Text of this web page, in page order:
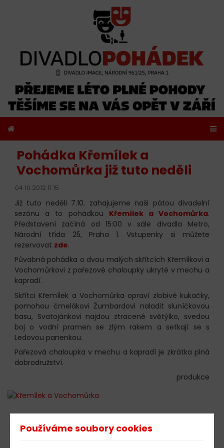
Pohádka Křemílek a
Vochomůrka již tuto neděli
04.10.2012 11:15
Již tuto neděli 7.10. zahajujeme naši pátou divadelní
sezónu a to pohádkou Křemílek a Vochomůrka.
Představení začíná od 15:00 v sále divadla Metro,
Národní třída 25, Praha 1. Vstupenky si můžete
rezervovat zde.
Půvabná pohádka o dvou malých skřítcích Křemílkovi a
Vochomůrkovi z pařezové chaloupky ukryté v mechu a
kapradí.
Skřítci Křemílek a Vochomůrka opraví zlobivé kukačky,
pomohou čmelákovi Žumbardovi naladit sluníčkovou
basu, Svatojánkovi najdou ztracené světýlko, svedou
boj o vodní pramen se zlým rakem a setkají se s
Ledovou panenkou.
Pařezová chaloupka v mechu a kapradí je zkrátka plná
dobrodružství.
produkce
603 805 271
Používáme soubory cookies